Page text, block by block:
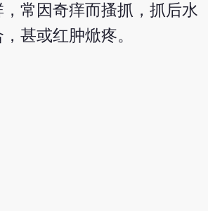
常因奇痒而搔抓，抓后水
甚或红肿焮疼。